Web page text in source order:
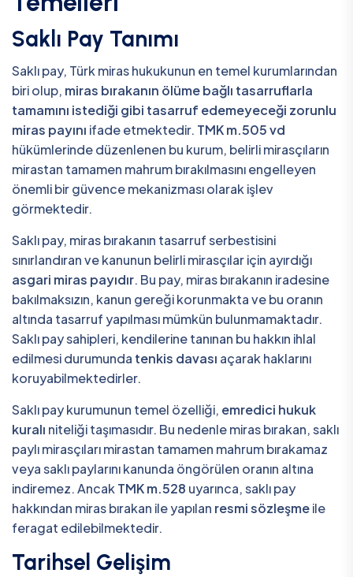
Saklı Pay Tanımı
Saklı pay, Türk miras hukukunun en temel kurumlarından
biri olup, miras bırakanın ölüme bağlı tasarruflarla
tamamını istediği gibi tasarruf edemeyeceği zorunlu
miras payını ifade etmektedir. TMK m.505 vd
hükümlerinde düzenlenen bu kurum, belirli mirasçıların
mirastan tamamen mahrum bırakılmasını engelleyen
önemli bir güvence mekanizması olarak işlev
görmektedir.
Saklı pay, miras bırakanın tasarruf serbestisini
sınırlandıran ve kanunun belirli mirasçılar için ayırdığı
asgari miras payıdır. Bu pay, miras bırakanın iradesine
bakılmaksızın, kanun gereği korunmakta ve bu oranın
altında tasarruf yapılması mümkün bulunmamaktadır.
Saklı pay sahipleri, kendilerine tanınan bu hakkın ihlal
edilmesi durumunda tenkis davası açarak haklarını
koruyabilmektedirler.
Saklı pay kurumunun temel özelliği, emredici hukuk
kuralı niteliği taşımasıdır. Bu nedenle miras bırakan, saklı
paylı mirasçıları mirastan tamamen mahrum bırakamaz
veya saklı paylarını kanunda öngörülen oranın altına
indiremez. AncakTMK m.528 uyarınca, saklı pay
hakkından miras bırakan ile yapılan resmi sözleşmeile
feragat edilebilmektedir.
Tarihsel Gelişim